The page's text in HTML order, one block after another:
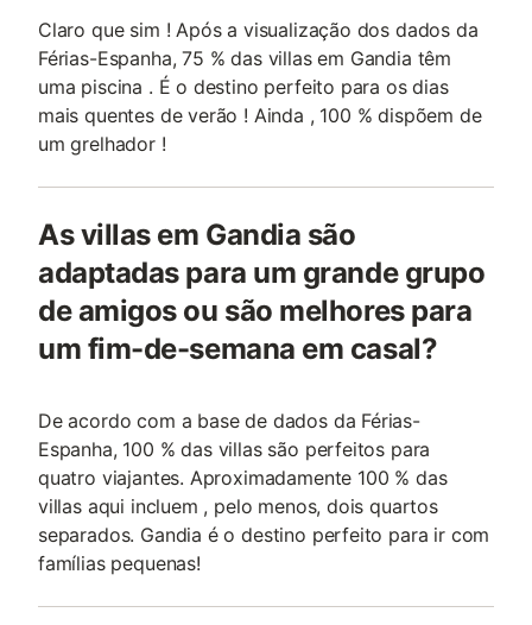
Claro que sim ! Após a visualização dos dados da
Férias-Espanha, 75 % das villas em Gandia têm
uma piscina . É o destino perfeito para os dias
mais quentes de verão ! Ainda , 100 % dispõem de
um grelhador !
As villas em Gandia são
adaptadas para um grande grupo
de amigos ou são melhores para
um fim-de-semana em casal?
De acordo com a base de dados da Férias-
Espanha, 100 % das villas são perfeitos para
quatro viajantes. Aproximadamente 100 % das
villas aqui incluem , pelo menos, dois quartos
separados. Gandia é o destino perfeito para ir com
famílias pequenas!